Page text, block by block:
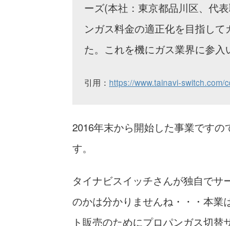
ーズ(本社：東京都品川区、代
ンガス料金の適正化を目指し
た。これを機にガス業界に参入
引用： https://www.tainavi-switch.com/
2016年末から開始した事業です
す。
タイナビスイッチさんが独自で
のかは分かりませんね・・・本業
ト販売のためにプロパンガス切替